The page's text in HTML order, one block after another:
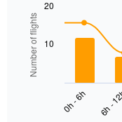
axis
displaying
values.
Range:
Combination
chart
with
data
series.
Chart
graphic.
Number of flights
0h - 6h 6h -
10
20